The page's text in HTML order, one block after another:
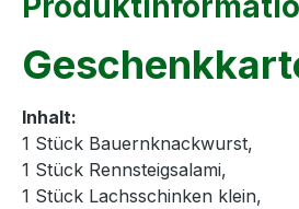
Inhalt:
1 Stück Bauernknackwurst,
1 Stück Rennsteigsalami,
1 Stück Lachsschinken klein,